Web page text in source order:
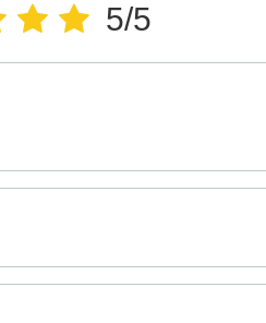
5/5